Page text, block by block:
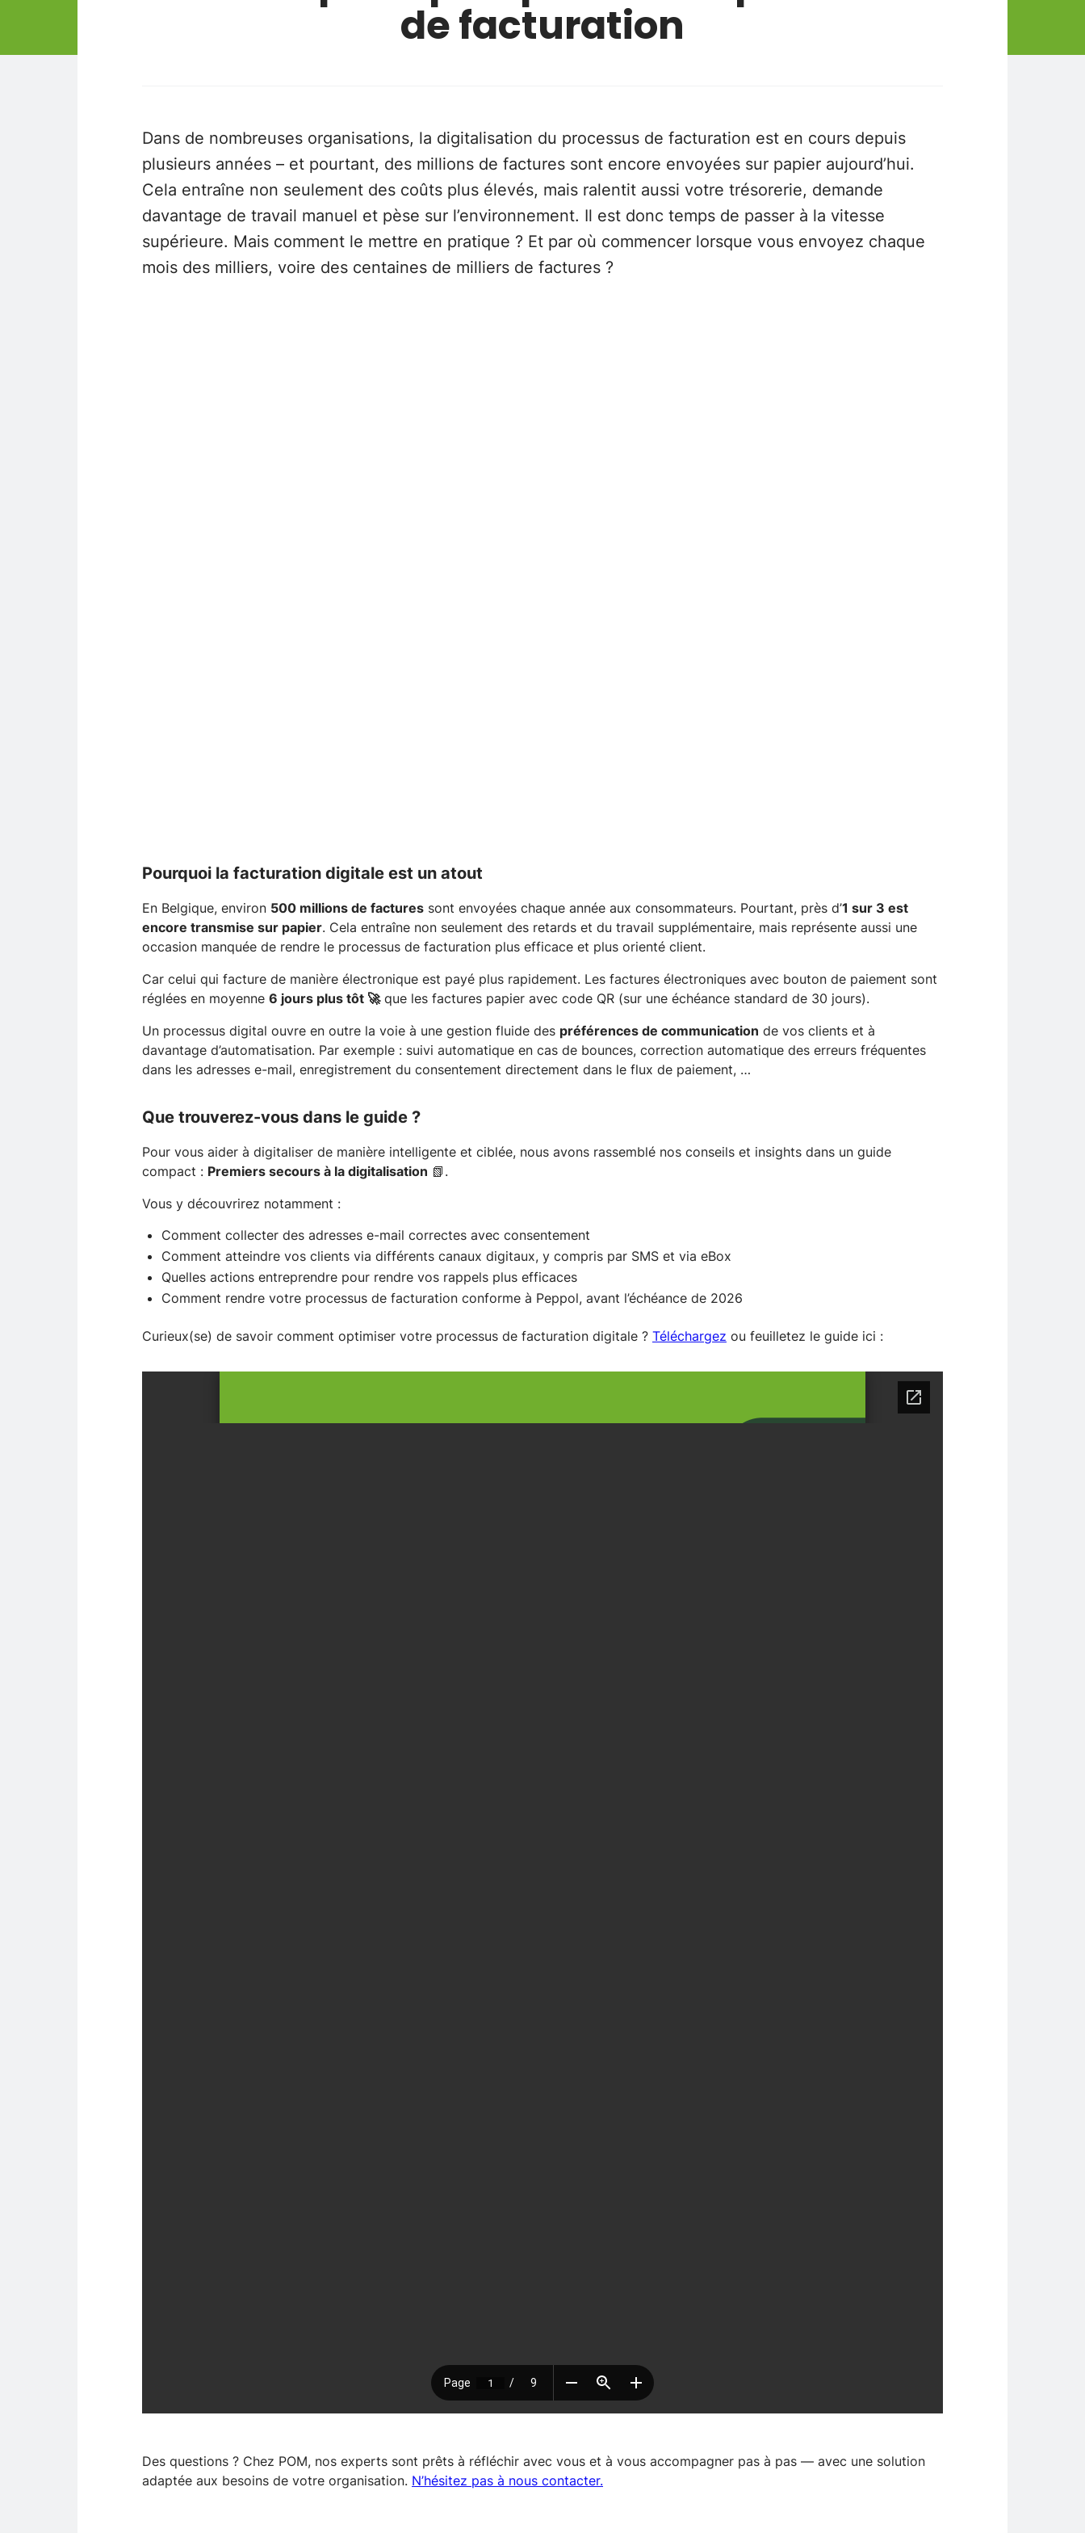
de facturation
Dans de nombreuses organisations, la digitalisation du processus de facturation est en cours depuis
plusieurs années – et pourtant, des millions de factures sont encore envoyées sur papier aujourd’hui.
Cela entraîne non seulement des coûts plus élevés, mais ralentit aussi votre trésorerie, demande
davantage de travail manuel et pèse sur l’environnement. Il est donc temps de passer à la vitesse
supérieure. Mais comment le mettre en pratique ? Et par où commencer lorsque vous envoyez chaque
mois des milliers, voire des centaines de milliers de factures ?
Pourquoi la facturation digitale est un atout
En Belgique, environ 500 millions de factures sont envoyées chaque année aux consommateurs. Pourtant, près d’1 sur 3 est
encore transmise sur papier. Cela entraîne non seulement des retards et du travail supplémentaire, mais représente aussi une
occasion manquée de rendre le processus de facturation plus efficace et plus orienté client.
Car celui qui facture de manière électronique est payé plus rapidement. Les factures électroniques avec bouton de paiement sont
réglées en moyenne 6 jours plus tôt 🚀que les factures papier avec code QR (sur une échéance standard de 30 jours).
Un processus digital ouvre en outre la voie à une gestion fluide des préférences de communication de vos clients et à
davantage d’automatisation. Par exemple : suivi automatique en cas de bounces, correction automatique des erreurs fréquentes
dans les adresses e-mail, enregistrement du consentement directement dans le flux de paiement, …
Que trouverez-vous dans le guide ?
Pour vous aider à digitaliser de manière intelligente et ciblée, nous avons rassemblé nos conseils et insights dans un guide
compact : Premiers secours à la digitalisation 📗.
Vous y découvrirez notamment :
Comment collecter des adresses e-mail correctes avec consentement
Comment atteindre vos clients via différents canaux digitaux, y compris par SMS et via eBox
Quelles actions entreprendre pour rendre vos rappels plus efficaces
Comment rendre votre processus de facturation conforme à Peppol, avant l’échéance de 2026
Curieux(se) de savoir comment optimiser votre processus de facturation digitale ? Téléchargez ou feuilletez le guide ici :
Des questions ? Chez POM, nos experts sont prêts à réfléchir avec vous et à vous accompagner pas à pas — avec une solution
adaptée aux besoins de votre organisation. N’hésitez pas à nous contacter.